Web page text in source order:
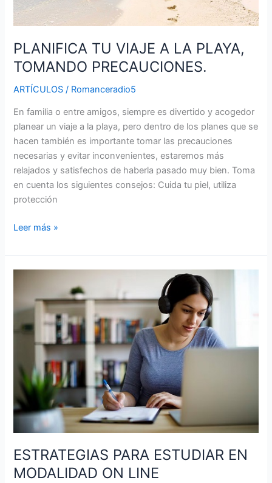
PLANIFICA TU VIAJE A LA PLAYA,
TOMANDO PRECAUCIONES.
ARTÍCULOS / Romanceradio5
En familia o entre amigos, siempre es divertido y acogedor
planear un viaje a la playa, pero dentro de los planes que se
hacen también es importante tomar las precauciones
necesarias y evitar inconvenientes, estaremos más
relajados y satisfechos de haberla pasado muy bien. Toma
en cuenta los siguientes consejos: Cuida tu piel, utiliza
protección
Leer más »
ESTRATEGIAS PARA ESTUDIAR EN
MODALIDAD ON LINE
ESTUDIAR
MODALIDAD
LINE